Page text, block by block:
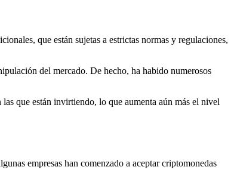
que están sujetas a estrictas normas y regulaciones,
del mercado. De hecho, ha habido numerosos
que están invirtiendo, lo que aumenta aún más el nivel
empresas han comenzado a aceptar criptomonedas